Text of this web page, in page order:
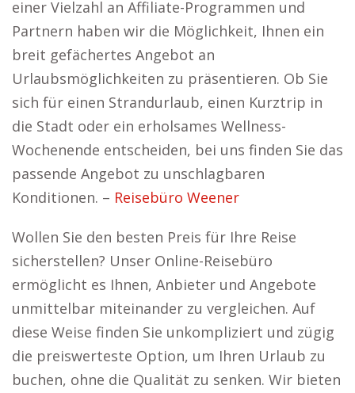
einer Vielzahl an Affiliate-Programmen und
Partnern haben wir die Möglichkeit, Ihnen ein
breit gefächertes Angebot an
Urlaubsmöglichkeiten zu präsentieren. Ob Sie
sich für einen Strandurlaub, einen Kurztrip in
die Stadt oder ein erholsames Wellness-
Wochenende entscheiden, bei uns finden Sie das
passende Angebot zu unschlagbaren
Konditionen. – Reisebüro Weener
Wollen Sie den besten Preis für Ihre Reise
sicherstellen? Unser Online-Reisebüro
ermöglicht es Ihnen, Anbieter und Angebote
unmittelbar miteinander zu vergleichen. Auf
diese Weise finden Sie unkompliziert und zügig
die preiswerteste Option, um Ihren Urlaub zu
buchen, ohne die Qualität zu senken. Wir bieten